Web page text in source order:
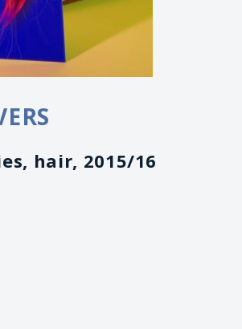
hair, 2015/16